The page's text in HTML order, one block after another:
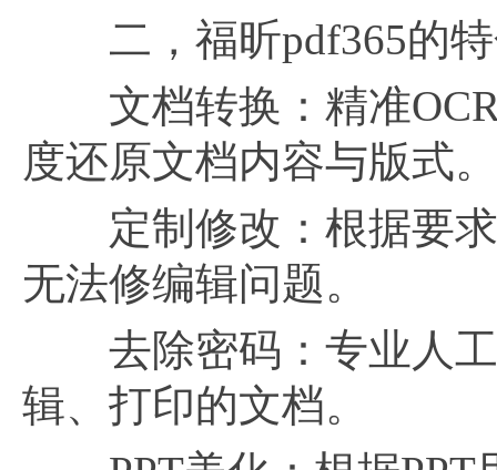
二，福昕pdf365的
文档转换：精准OCR
度还原文档内容与版式。
定制修改：根据要求
无法修编辑问题。
去除密码：专业人工
辑、打印的文档。